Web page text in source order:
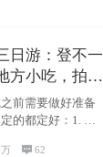
日游：登不一
方小吃，拍盘
前需要做好准备
的都定好：1. 酒
62